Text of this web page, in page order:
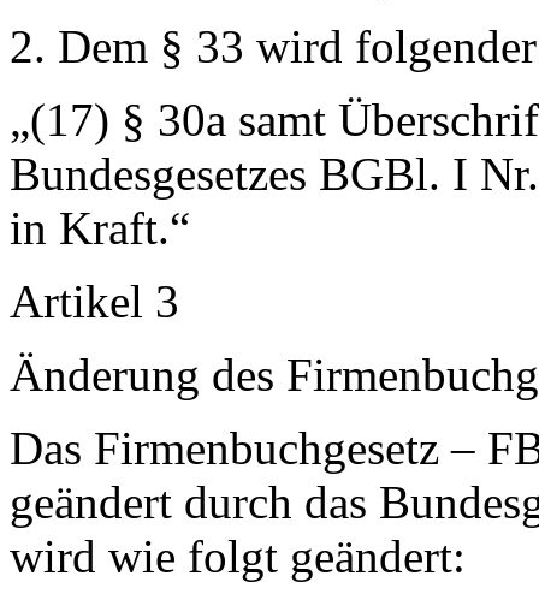
2. Dem § 33 wird
„(17) § 30a samt
Bundesgesetzes BGBl. I
in Kraft.“
Artikel 3
Änderung des
Das Firmenbuchgesetz –
geändert durch das
wird wie folgt geändert: